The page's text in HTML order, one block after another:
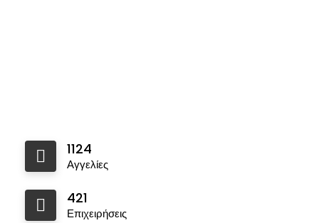
1124
Αγγελίες
421
Επιχειρήσεις